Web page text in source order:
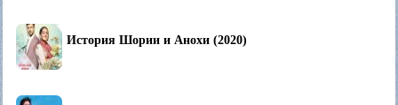
История Шории и Анохи (2020)